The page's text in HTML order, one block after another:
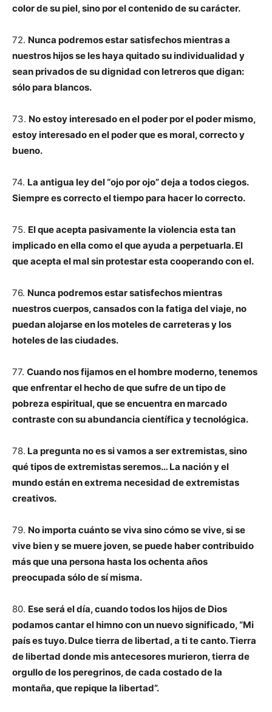
color de su piel, sino por el contenido de su carácter.
72. Nunca podremos estar satisfechos mientras a
nuestros hijos se les haya quitado su individualidad y
sean privados de su dignidad con letreros que digan:
sólo para blancos.
73. No estoy interesado en el poder por el poder mismo,
estoy interesado en el poder que es moral, correcto y
bueno.
74. La antigua ley del “ojo por ojo” deja a todos ciegos.
Siempre es correcto el tiempo para hacer lo correcto.
75. El que acepta pasivamente la violencia esta tan
implicado en ella como el que ayuda a perpetuarla. El
que acepta el mal sin protestar esta cooperando con el.
76. Nunca podremos estar satisfechos mientras
nuestros cuerpos, cansados con la fatiga del viaje, no
puedan alojarse en los moteles de carreteras y los
hoteles de las ciudades.
77. Cuando nos fijamos en el hombre moderno, tenemos
que enfrentar el hecho de que sufre de un tipo de
pobreza espiritual, que se encuentra en marcado
contraste con su abundancia científica y tecnológica.
78. La pregunta no es si vamos a ser extremistas, sino
qué tipos de extremistas seremos… La nación y el
mundo están en extrema necesidad de extremistas
creativos.
79. No importa cuánto se viva sino cómo se vive, si se
vive bien y se muere joven, se puede haber contribuido
más que una persona hasta los ochenta años
preocupada sólo de sí misma.
80. Ese será el día, cuando todos los hijos de Dios
podamos cantar el himno con un nuevo significado, “Mi
país es tuyo. Dulce tierra de libertad, a ti te canto. Tierra
de libertad donde mis antecesores murieron, tierra de
orgullo de los peregrinos, de cada costado de la
montaña, que repique la libertad”.